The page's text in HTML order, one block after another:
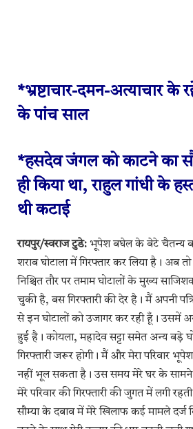
*भ्रष्टाचार-दमन-अत्याचार के
के पांच साल
*हसदेव जंगल को काटने का
ही किया था, राहुल गांधी के
थी कटाई
रायपुर/स्वराज टुडे: भूपेश बघेल के बेटे चैतन्य
शराब घोटाला में गिरफ्तार कर लिया है। अब
निश्चित तौर पर तमाम घोटालों के मुख्य
चुकी है, बस गिरफ्तारी की देर है। मैं अपनी
से इन घोटालों को उजागर कर रही हूँ। उसमें
हुई है। कोयला, महादेव सट्टा समेत अन्य बड़े
गिरफ्तारी जरूर होगी। मैं और मेरा परिवार
नहीं भूल सकता है। उस समय मेरे घर के सामने
मेरे परिवार की गिरफ्तारी की जुगत में लगी
सौम्या के दबाव में मेरे खिलाफ कई मामले